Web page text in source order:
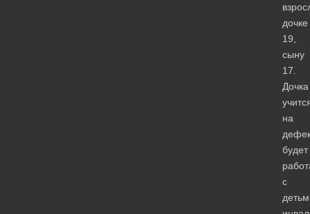
дочке
19,
сыну
17.
Дочка
на
будет
с